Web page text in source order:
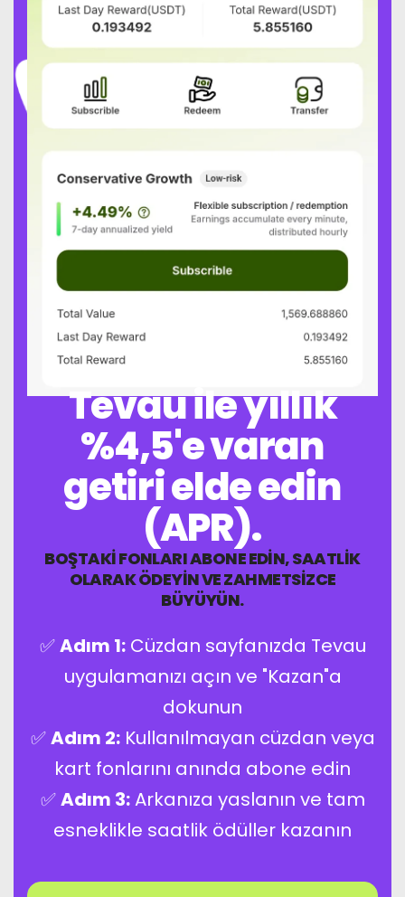
Tevau ile yıllık
%4,5'e varan
getiri elde edin
(APR).
BOŞTAKI FONLARI ABONE EDIN, SAATLIK
OLARAK ÖDEYIN VE ZAHMETSIZCE
BÜYÜYÜN.
✅Adım 1:Cüzdan sayfanızda Tevau
uygulamanızı açın ve "Kazan"a
dokunun
✅Adım 2:Kullanılmayan cüzdan veya
kart fonlarını anında abone edin
✅Adım 3:Arkanıza yaslanın ve tam
esneklikle saatlik ödüller kazanın